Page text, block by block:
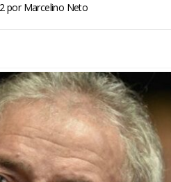
porMarcelino Neto